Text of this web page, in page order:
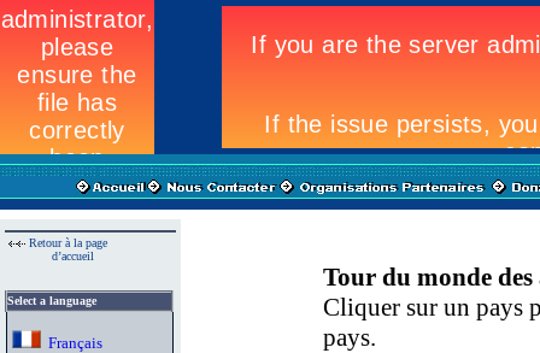
Retour à la page
d’accueil
Select a language
Français
Tour du monde
Cliquer sur un pays
pays.